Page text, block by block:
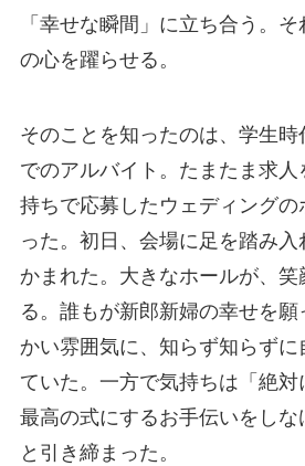
「幸せな瞬間」に立ち合う。
の心を躍らせる。
そのことを知ったのは、学生
でのアルバイト。たまたま求
持ちで応募したウェディング
った。初日、会場に足を踏み
かまれた。大きなホールが、笑
る。誰もが新郎新婦の幸せを
かい雰囲気に、知らず知らずに
ていた。一方で気持ちは「絶対
最高の式にするお手伝いをしな
と引き締まった。